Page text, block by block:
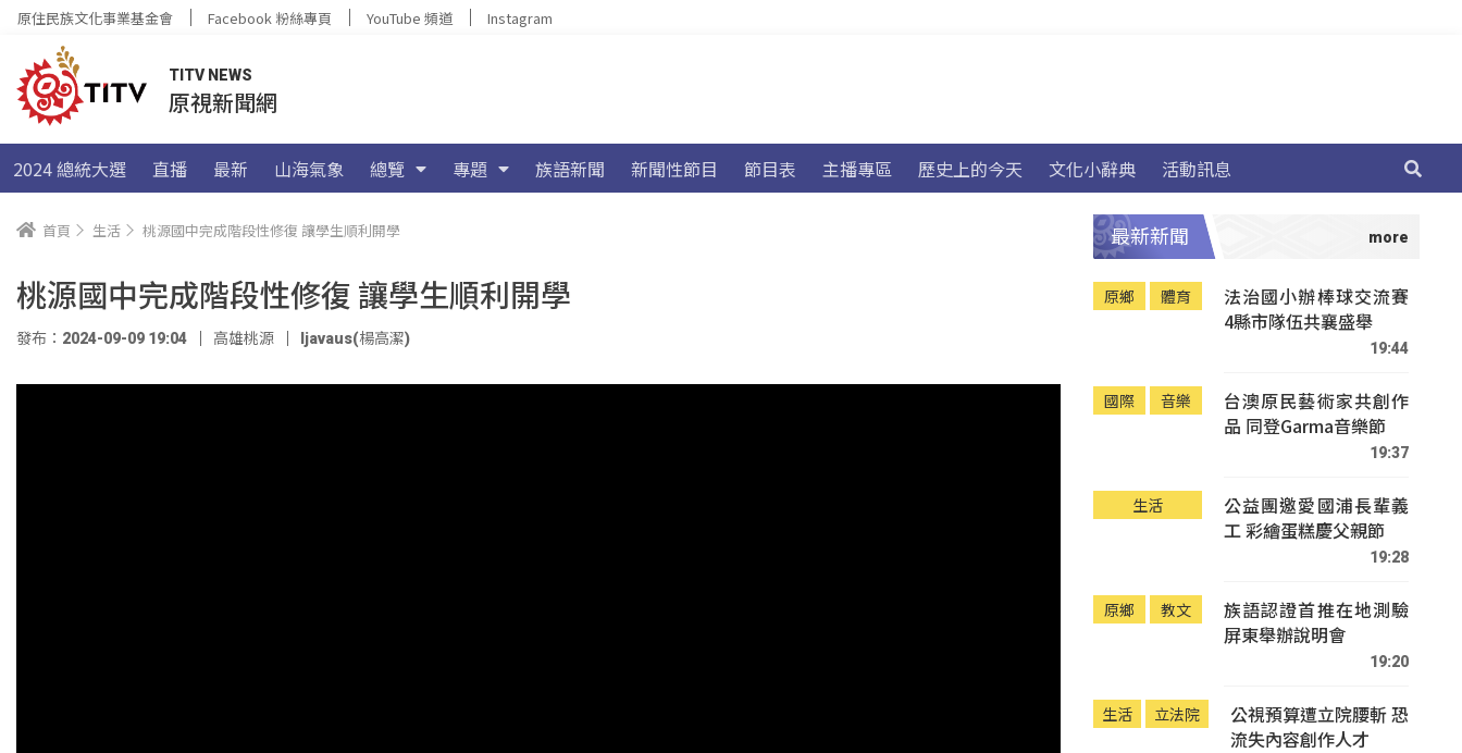
原住民族文化事業基金會 Facebook 粉絲專頁 YouTube 頻道 Instagram
TITV NEWS
原視新聞網
2024 總統大選 直播 最新 山海氣象 總覽 專題 族語新聞 新聞性節目 節目表 主播專區 歷史上的今天 文化小辭典 活動訊息
首頁 生活 桃源國中完成階段性修復 讓學生順利開學
桃源國中完成階段性修復 讓學生順利開學
發布：2024-09-09 19:04 高雄桃源 ljavaus(楊高潔)
最新新聞
原鄉 體育
法治國小辦棒球交流賽
4縣市隊伍共襄盛舉
19:44
國際 音樂
台澳原民藝術家共創作
品 同登Garma音樂節
19:37
生活
公益團邀愛國浦長輩義
工 彩繪蛋糕慶父親節
19:28
原鄉 教文
族語認證首推在地測驗
屏東舉辦說明會
19:20
生活 立法院
公視預算遭立院腰斬 恐
流失內容創作人才